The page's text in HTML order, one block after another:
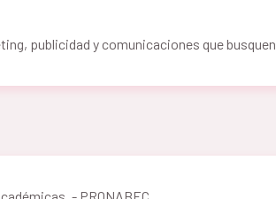
publicidad y comunicaciones que busquen